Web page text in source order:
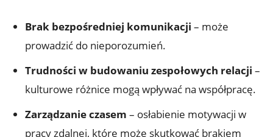
Brak bezpośredniej komunikacji – może⁣
prowadzić do nieporozumień.
Trudności w budowaniu zespołowych relacji –
kulturowe różnice​ mogą wpływać na współpracę.
Zarządzanie czasem – osłabienie‌ motywacji w
pracy zdalnej, które może skutkować brakiem